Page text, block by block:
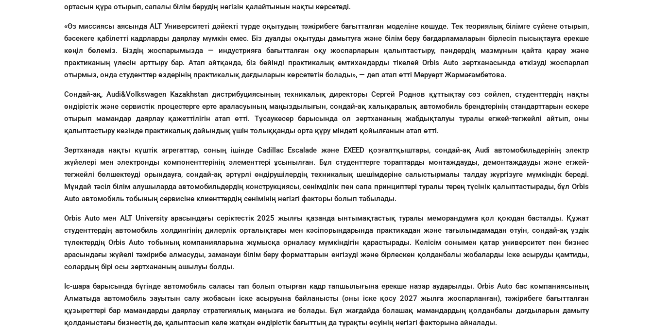
ортасын құра отырып, сапалы білім берудің негізін қалайтынын нақты көрсетеді.
«Өз миссиясы аясында ALT Университеті дәйекті түрде оқытудың тәжірибеге бағытталған моделіне көшуде. Тек теориялық білімге сүйене отырып,
бәсекеге қабілетті кадрларды даярлау мүмкін емес. Біз дуалды оқытуды дамытуға және білім беру бағдарламаларын бірлесіп пысықтауға ерекше
көңіл бөлеміз. Біздің жоспарымызда — индустрияға бағытталған оқу жоспарларын қалыптастыру, пәндердің мазмұнын қайта қарау және
практиканың үлесін арттыру бар. Атап айтқанда, біз бейінді практикалық емтихандарды тікелей Orbis Auto зертханасында өткізуді жоспарлап
отырмыз, онда студенттер өздерінің практикалық дағдыларын көрсететін болады», — деп атап өтті Меруерт Жармағамбетова.
Сондай-ақ, Audi&Volkswagen Kazakhstan дистрибуциясының техникалық директоры Сергей Роднов құттықтау сөз сөйлеп, студенттердің нақты
өндірістік және сервистік процестерге ерте араласуының маңыздылығын, сондай-ақ халықаралық автомобиль брендтерінің стандарттарын ескере
отырып мамандар даярлау қажеттілігін атап өтті. Тұсаукесер барысында ол зертхананың жабдықталуы туралы егжей-тегжейлі айтып, оны
қалыптастыру кезінде практикалық дайындық үшін толыққанды орта құру міндеті қойылғанын атап өтті.
Зертханада нақты күштік агрегаттар, соның ішінде Cadillac Escalade және EXEED қозғалтқыштары, сондай-ақ Audi автомобильдерінің электр
жүйелері мен электронды компоненттерінің элементтері ұсынылған. Бұл студенттерге тораптарды монтаждауды, демонтаждауды және егжей-
тегжейлі бөлшектеуді орындауға, сондай-ақ әртүрлі өндірушілердің техникалық шешімдеріне салыстырмалы талдау жүргізуге мүмкіндік береді.
Мұндай тәсіл білім алушыларда автомобильдердің конструкциясы, сенімділік пен сапа принциптері туралы терең түсінік қалыптастырады, бұл Orbis
Auto автомобиль тобының сервисіне клиенттердің сенімінің негізгі факторы болып табылады.
Orbis Auto мен ALT University арасындағы серіктестік 2025 жылғы қазанда ынтымақтастық туралы меморандумға қол қоюдан басталды. Құжат
студенттердің автомобиль холдингінің дилерлік орталықтары мен кәсіпорындарында практикадан және тағылымдамадан өтуін, сондай-ақ үздік
түлектердің Orbis Auto тобының компанияларына жұмысқа орналасу мүмкіндігін қарастырады. Келісім сонымен қатар университет пен бизнес
арасындағы жүйелі тәжірибе алмасуды, заманауи білім беру форматтарын енгізуді және бірлескен қолданбалы жобаларды іске асыруды қамтиды,
солардың бірі осы зертхананың ашылуы болды.
Іс-шара барысында бүгінде автомобиль саласы тап болып отырған кадр тапшылығына ерекше назар аударылды. Orbis Auto бас компаниясының
Алматыда автомобиль зауытын салу жобасын іске асыруына байланысты (оны іске қосу 2027 жылға жоспарланған), тәжірибеге бағытталған
құзыреттері бар мамандарды даярлау стратегиялық маңызға ие болады. Бұл жағдайда болашақ мамандардың қолданбалы дағдыларын дамыту
қолданыстағы бизнестің де, қалыптасып келе жатқан өндірістік бағыттың да тұрақты өсуінің негізгі факторына айналады.